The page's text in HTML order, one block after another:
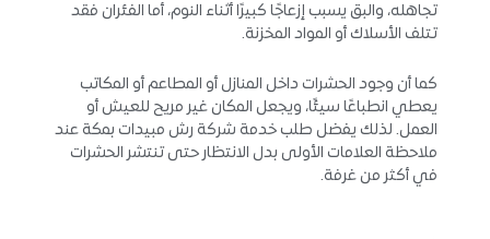
تجاهله، والبق يسبب إزعاجًا كبيرًا أثناء النوم، أما الفئران فقد
تتلف الأسلاك أو المواد المخزنة.
كما أن وجود الحشرات داخل المنازل أو المطاعم أو المكاتب
يعطي انطباعًا سيئًا، ويجعل المكان غير مريح للعيش أو
العمل. لذلك يفضل طلب خدمة شركة رش مبيدات بمكة عند
ملاحظة العلامات الأولى بدل الانتظار حتى تنتشر الحشرات
في أكثر من غرفة.